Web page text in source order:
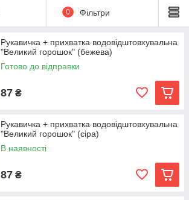
0 Фільтри
Рукавичка + прихватка водовідштовхувальна
"Великий горошок" (бежева)
Готово до відправки
87 ₴
Рукавичка + прихватка водовідштовхувальна
"Великий горошок" (сіра)
В наявності
87 ₴